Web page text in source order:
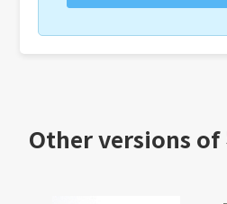
Other versions of